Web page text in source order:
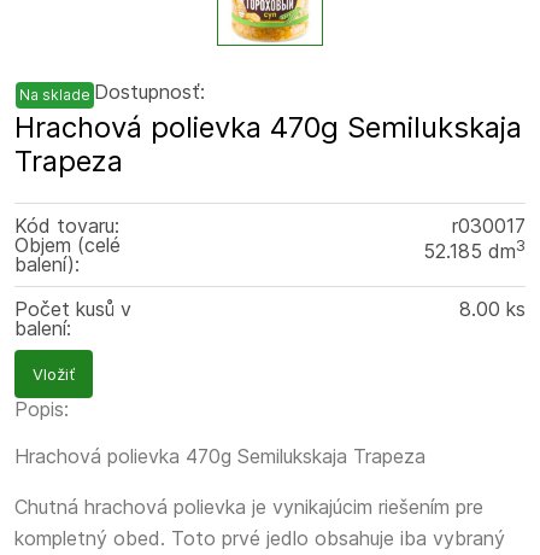
Na sklade
Hrachová polievka 470g Semilukskaja
Trapeza
Kód tovaru:
r030017
Objem (celé
balení):
52.185 dm3
Počet kusů v
balení:
8.00 ks
Dostupnosť:
Vložiť
Popis:
Hrachová polievka 470g Semilukskaja Trapeza
Chutná hrachová polievka je vynikajúcim riešením pre
kompletný obed. Toto prvé jedlo obsahuje iba vybraný